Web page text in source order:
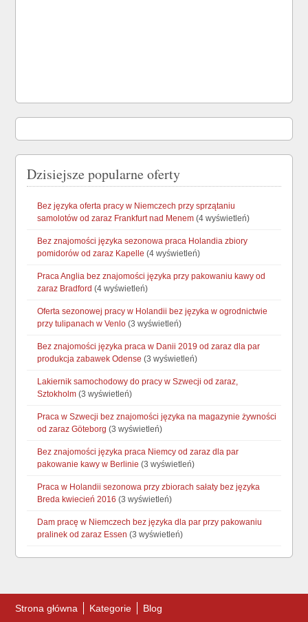
Dzisiejsze popularne oferty
Bez języka oferta pracy w Niemczech przy sprzątaniu
samolotów od zaraz Frankfurt nad Menem (4 wyświetleń)
Bez znajomości języka sezonowa praca Holandia zbiory
pomidorów od zaraz Kapelle (4 wyświetleń)
Praca Anglia bez znajomości języka przy pakowaniu kawy od
zaraz Bradford (4 wyświetleń)
Oferta sezonowej pracy w Holandii bez języka w ogrodnictwie
przy tulipanach w Venlo (3 wyświetleń)
Bez znajomości języka praca w Danii 2019 od zaraz dla par
produkcja zabawek Odense (3 wyświetleń)
Lakiernik samochodowy do pracy w Szwecji od zaraz,
Sztokholm (3 wyświetleń)
Praca w Szwecji bez znajomości języka na magazynie żywności
od zaraz Göteborg (3 wyświetleń)
Bez znajomości języka praca Niemcy od zaraz dla par
pakowanie kawy w Berlinie (3 wyświetleń)
Praca w Holandii sezonowa przy zbiorach sałaty bez języka
Breda kwiecień 2016 (3 wyświetleń)
Dam pracę w Niemczech bez języka dla par przy pakowaniu
pralinek od zaraz Essen (3 wyświetleń)
Strona główna Kategorie Blog